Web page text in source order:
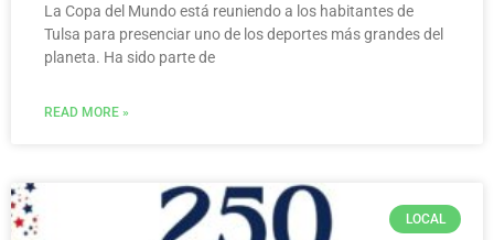
La Copa del Mundo está reuniendo a los habitantes de
Tulsa para presenciar uno de los deportes más grandes del
planeta. Ha sido parte de
READ MORE »
LOCAL